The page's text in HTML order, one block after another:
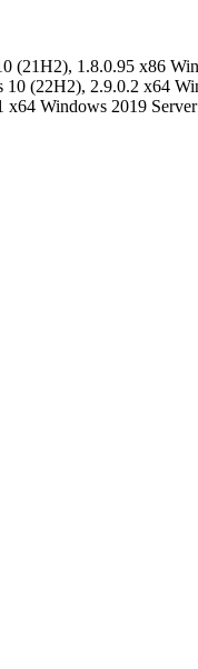
(21H2), 1.8.0.95 x86
(22H2), 2.9.0.2 x64
Windows 2019